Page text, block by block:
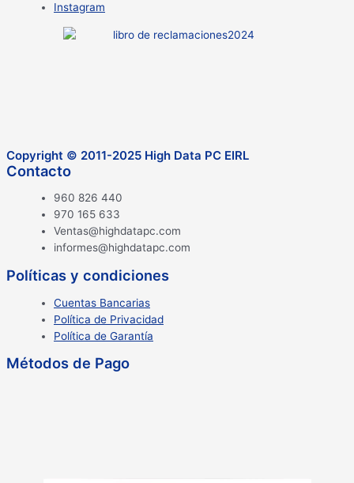
Instagram
Copyright © 2011-2025 High Data PC EIRL
Contacto
960 826 440
970 165 633
Ventas@highdatapc.com
informes@highdatapc.com
Políticas y condiciones
Cuentas Bancarias
Política de Privacidad
Política de Garantía
Métodos de Pago